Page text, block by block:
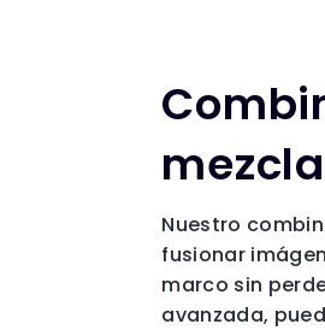
Nuestro
fusionar
marco sin
avanzada,